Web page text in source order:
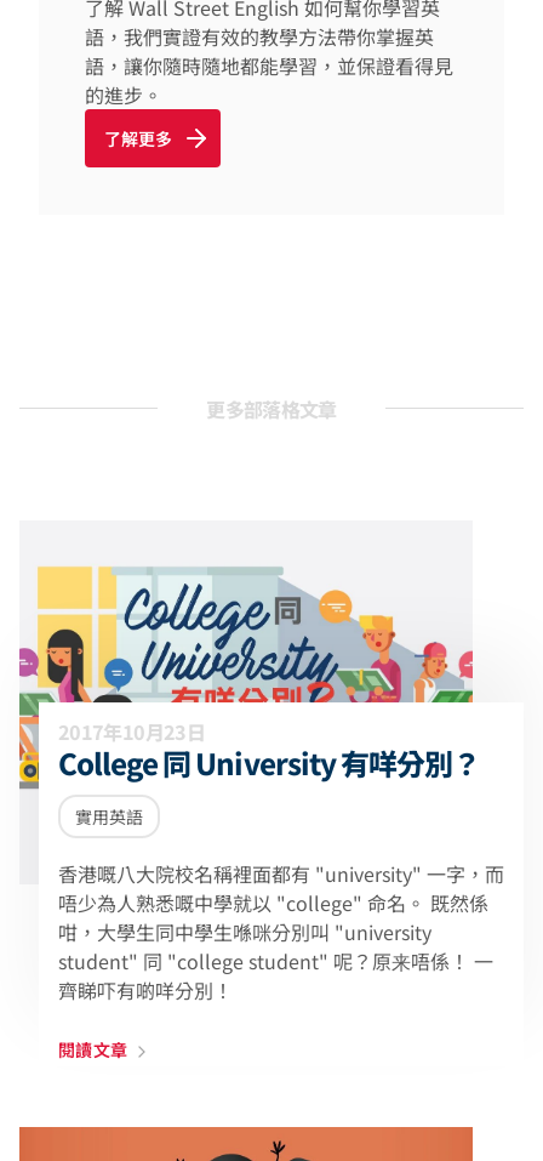
了解 Wall Street English 如何幫你學習英
語，我們實證有效的教學方法帶你掌握英
語，讓你隨時隨地都能學習，並保證看得見
的進步。
了解更多
更多部落格文章
2017年10月23日
College 同 University 有咩分別？
實用英語
香港嘅八大院校名稱裡面都有 "university" 一字，而
唔少為人熟悉嘅中學就以 "college" 命名。 既然係
咁，大學生同中學生喺咪分別叫 "university
student" 同 "college student" 呢？原来唔係！ 一
齊睇吓有啲咩分別！
閱讀文章